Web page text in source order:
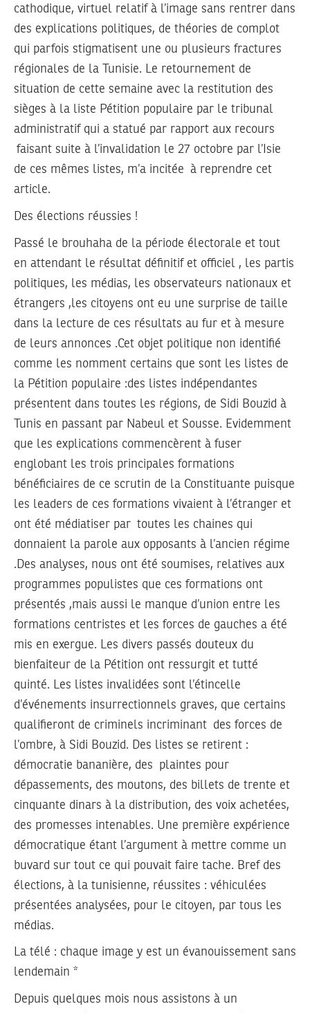
cathodique, virtuel relatif à l’image sans rentrer dans
des explications politiques, de théories de complot
qui parfois stigmatisent une ou plusieurs fractures
régionales de la Tunisie. Le retournement de
situation de cette semaine avec la restitution des
sièges à la liste Pétition populaire par le tribunal
administratif qui a statué par rapport aux recours
faisant suite à l’invalidation le 27 octobre par l’Isie
de ces mêmes listes, m’a incitée à reprendre cet
article.
Des élections réussies !
Passé le brouhaha de la période électorale et tout
en attendant le résultat définitif et officiel , les partis
politiques, les médias, les observateurs nationaux et
étrangers ,les citoyens ont eu une surprise de taille
dans la lecture de ces résultats au fur et à mesure
de leurs annonces .Cet objet politique non identifié
comme les nomment certains que sont les listes de
la Pétition populaire :des listes indépendantes
présentent dans toutes les régions, de Sidi Bouzid à
Tunis en passant par Nabeul et Sousse. Evidemment
que les explications commencèrent à fuser
englobant les trois principales formations
bénéficiaires de ce scrutin de la Constituante puisque
les leaders de ces formations vivaient à l’étranger et
ont été médiatiser par toutes les chaines qui
donnaient la parole aux opposants à l’ancien régime
.Des analyses, nous ont été soumises, relatives aux
programmes populistes que ces formations ont
présentés ,mais aussi le manque d’union entre les
formations centristes et les forces de gauches a été
mis en exergue. Les divers passés douteux du
bienfaiteur de la Pétition ont ressurgit et tutté
quinté. Les listes invalidées sont l’étincelle
d’événements insurrectionnels graves, que certains
qualifieront de criminels incriminant des forces de
l’ombre, à Sidi Bouzid. Des listes se retirent :
démocratie bananière, des plaintes pour
dépassements, des moutons, des billets de trente et
cinquante dinars à la distribution, des voix achetées,
des promesses intenables. Une première expérience
démocratique étant l’argument à mettre comme un
buvard sur tout ce qui pouvait faire tache. Bref des
élections, à la tunisienne, réussites : véhiculées
présentées analysées, pour le citoyen, par tous les
médias.
La télé : chaque image y est un évanouissement sans
lendemain *
Depuis quelques mois nous assistons à un